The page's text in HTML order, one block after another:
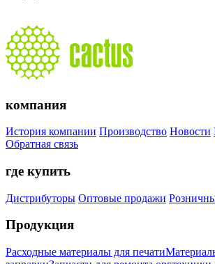
компания
История компании Производство Новости
Обратная связь
где купить
Дистрибуторы Оптовые продажи
Продукция
Расходные материалы для печати